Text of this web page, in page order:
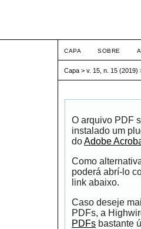
CAPA SOBRE
Capa > v. 15, n. 15 (2019)
O arquivo PDF
instalado um
doAdobe
Como
poderá abrí-lo
link abaixo.
Caso deseje
PDFs, a
PDFs bastante